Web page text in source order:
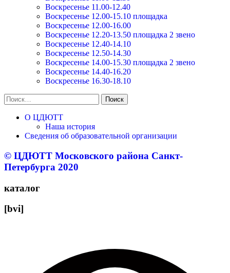
Воскресенье 11.00-12.40
Воскресенье 12.00-15.10 площадка
Воскресенье 12.00-16.00
Воскресенье 12.20-13.50 площадка 2 звено
Воскресенье 12.40-14.10
Воскресенье 12.50-14.30
Воскресенье 14.00-15.30 площадка 2 звено
Воскресенье 14.40-16.20
Воскресенье 16.30-18.10
Найти:
О ЦДЮТТ
Наша история
Сведения об образовательной организации
© ЦДЮТТ Московского района Санкт-
Петербурга 2020
каталог
[bvi]